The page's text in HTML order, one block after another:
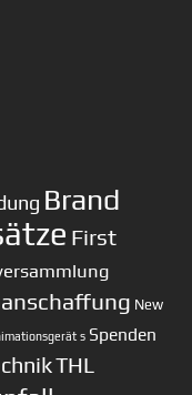
Brand
First
New
s Spenden
THL